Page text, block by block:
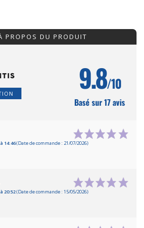
PROPOS DU PRODUIT
9.8/10
Basé sur 17 avis
14:46(Date de commande : 21/07/2026)
20:52(Date de commande : 15/05/2026)